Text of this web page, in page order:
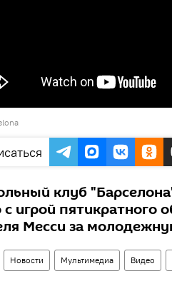
клуб
с игрой пятикратного
Месси за
Новости Мультимедиа Видео